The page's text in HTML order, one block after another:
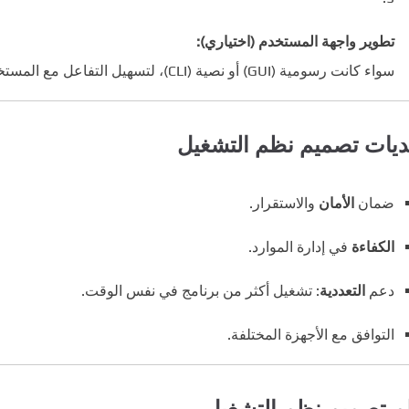
تطوير واجهة المستخدم (اختياري):
سواء كانت رسومية (GUI) أو نصية (CLI)، لتسهيل التفاعل مع المستخدم.
تصميم نظم التشغيل
ضمان الأمان والاستقرار.
الكفاءة في إدارة الموارد.
دعم التعددية: تشغيل أكثر من برنامج في نفس الوقت.
التوافق مع الأجهزة المختلفة.